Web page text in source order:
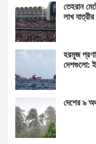
তেহরান
লাখ যাত্রীর
হরমুজ
দেশগুলো:
দেশের ৯